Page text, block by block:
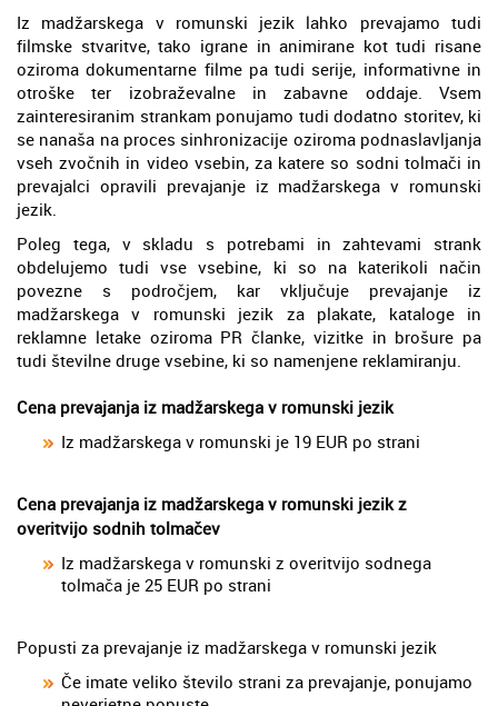
Iz madžarskega v romunski jezik lahko prevajamo tudi
filmske stvaritve, tako igrane in animirane kot tudi risane
oziroma dokumentarne filme pa tudi serije, informativne in
otroške ter izobraževalne in zabavne oddaje. Vsem
zainteresiranim strankam ponujamo tudi dodatno storitev, ki
se nanaša na proces sinhronizacije oziroma podnaslavljanja
vseh zvočnih in video vsebin, za katere so sodni tolmači in
prevajalci opravili prevajanje iz madžarskega v romunski
jezik.
Poleg tega, v skladu s potrebami in zahtevami strank
obdelujemo tudi vse vsebine, ki so na katerikoli način
povezne s področjem, kar vključuje prevajanje iz
madžarskega v romunski jezik za plakate, kataloge in
reklamne letake oziroma PR članke, vizitke in brošure pa
tudi številne druge vsebine, ki so namenjene reklamiranju.
Cena prevajanja iz madžarskega v romunski jezik
Iz madžarskega v romunski je 19 EUR po strani
Cena prevajanja iz madžarskega v romunski jezik z
overitvijo sodnih tolmačev
Iz madžarskega v romunski z overitvijo sodnega
tolmača je 25 EUR po strani
Popusti za prevajanje iz madžarskega v romunski jezik
Če imate veliko število strani za prevajanje, ponujamo